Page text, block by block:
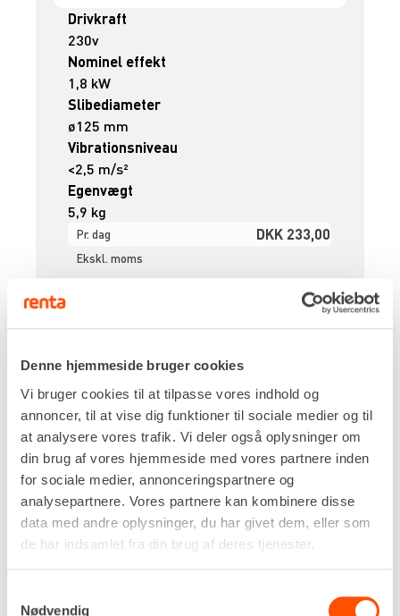
Denne hjemmeside bruger cookies
Vi bruger cookies til at tilpasse vores indhold og
annoncer, til at vise dig funktioner til sociale medier og til
at analysere vores trafik. Vi deler også oplysninger om
din brug af vores hjemmeside med vores partnere inden
for sociale medier, annonceringspartnere og
analysepartnere. Vores partnere kan kombinere disse
data med andre oplysninger, du har givet dem, eller som
de har indsamlet fra din brug af deres tjenester.
Nødvendig
Drivkraft
230v
Nominel effekt
1,8 kW
Slibediameter
ø125 mm
Vibrationsniveau
<2,5 m/s²
Egenvægt
5,9 kg
Pr. dag DKK 233,00
Ekskl. moms
LEJ NU Flere informationer
BETONSLIBER – Ø150 MM [230V]